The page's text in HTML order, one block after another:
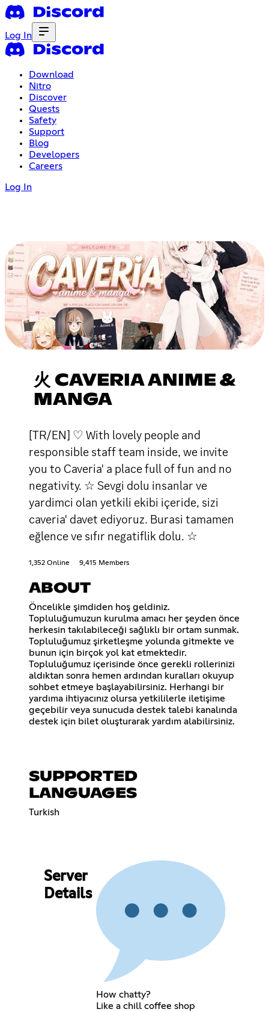
Log In
Download
Nitro
Discover
Quests
Safety
Support
Blog
Developers
Careers
Log In
火 CAVERIA ANIME &
MANGA
[TR/EN] ♡ With lovely people and
responsible staff team inside, we invite
you to Caveria' a place full of fun and no
negativity. ☆ Sevgi dolu insanlar ve
yardimci olan yetkili ekibi içeride, sizi
caveria' davet ediyoruz. Burasi tamamen
eğlence ve sıfır negatiflik dolu. ☆
1,352 Online 9,415 Members
ABOUT
Öncelikle şimdiden hoş geldiniz.
Topluluğumuzun kurulma amacı her şeyden önce
herkesin takılabileceği sağlıklı bir ortam sunmak.
Topluluğumuz şirketleşme yolunda gitmekte ve
bunun için birçok yol kat etmektedir.
Topluluğumuz içerisinde önce gerekli rollerinizi
aldıktan sonra hemen ardından kuralları okuyup
sohbet etmeye başlayabilirsiniz. Herhangi bir
yardıma ihtiyacınız olursa yetkililerle iletişime
geçebilir veya sunucuda destek talebi kanalında
destek için bilet oluşturarak yardım alabilirsiniz.
SUPPORTED
LANGUAGES
Turkish
Server
Details
How chatty?
Like a chill coffee shop